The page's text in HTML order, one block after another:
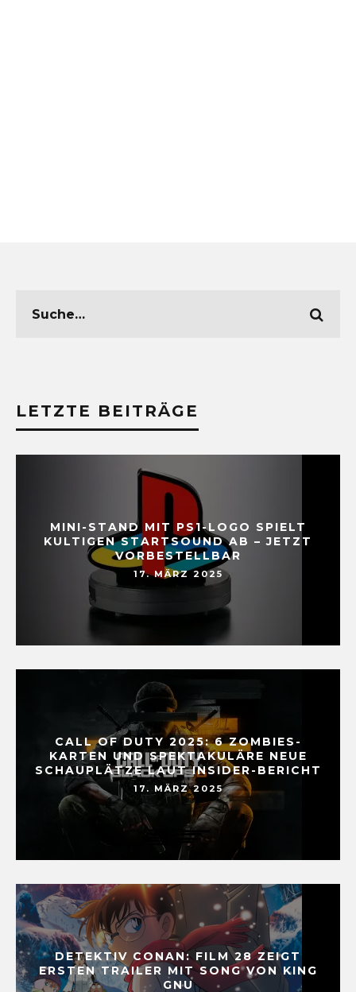
LETZTE BEITRÄGE
MINI-STAND MIT PS1-LOGO SPIELT
KULTIGEN STARTSOUND AB – JETZT
VORBESTELLBAR
17. MÄRZ 2025
CALL OF DUTY 2025: 6 ZOMBIES-
KARTEN UND SPEKTAKULÄRE NEUE
SCHAUPLÄTZE LAUT INSIDER-BERICHT
17. MÄRZ 2025
DETEKTIV CONAN: FILM 28 ZEIGT
ERSTEN TRAILER MIT SONG VON KING
GNU